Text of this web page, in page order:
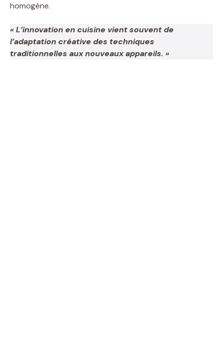
homogène.
« L’innovation en cuisine vient souvent de
l’adaptation créative des techniques
traditionnelles aux nouveaux appareils. »